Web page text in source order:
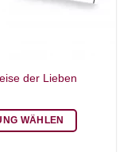
der Lieben
WÄHLEN